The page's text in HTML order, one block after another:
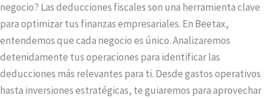
negocio? Las deducciones fiscales son una herramienta clave
para optimizar tus finanzas empresariales. En Beetax,
entendemos que cada negocio es único. Analizaremos
detenidamente tus operaciones para identificar las
deducciones más relevantes para ti. Desde gastos operativos
hasta inversiones estratégicas, te guiaremos para aprovechar